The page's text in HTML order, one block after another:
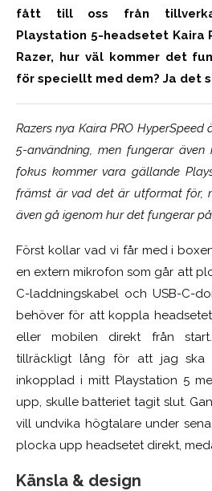
fått till oss från
Playstation 5-headsetet Kaira
Razer, hur väl kommer det
för speciellt med dem? Ja det
Razers nya Kaira PRO
5-användning, men fungerar
fokus kommer vara gällande
främst är vad det är utformat för,
även gå igenom hur det fungerar
Först kollar vad vi får med i
en extern mikrofon som går att
C-laddningskabel och USB-C-
behöver för att koppla
eller mobilen direkt från
tillräckligt lång för att jag ska
inkopplad i mitt Playstation 5
upp, skulle batteriet tagit slut.
vill undvika högtalare under
plocka upp headsetet direkt,
Känsla & design